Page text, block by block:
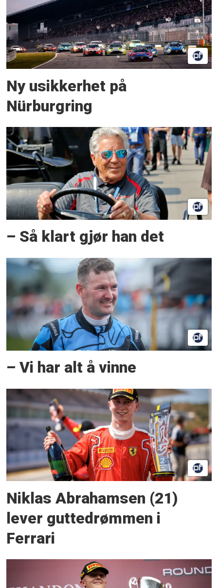
Ny usikkerhet på
Nürburgring
– Så klart gjør han det
– Vi har alt å vinne
Niklas Abrahamsen (21)
lever guttedrømmen i
Ferrari